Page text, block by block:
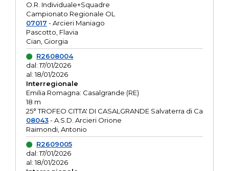
O.R. Individuale+Squadre
Campionato Regionale OL
07017 - Arcieri Maniago
Pascotto, Flavia
Cian, Giorgia
R2608004
dal: 17/01/2026
al: 18/01/2026
Interregionale
Emilia Romagna: Casalgrande (RE)
18 m
25° TROFEO CITTA' DI CASALGRANDE Salvaterra di Ca
08043- A.S.D. Arcieri Orione
Raimondi, Antonio
R2609005
dal: 17/01/2026
al: 18/01/2026